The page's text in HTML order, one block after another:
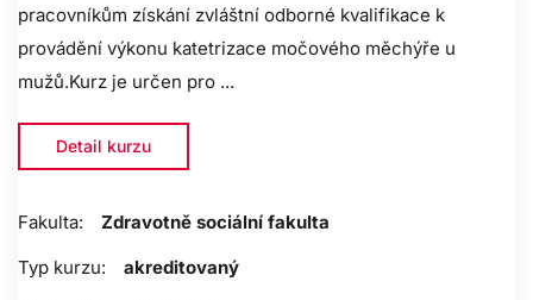
pracovníkům získání zvláštní odborné kvalifikace k
provádění výkonu katetrizace močového měchýře u
mužů.Kurz je určen pro ...
Detail kurzu
Fakulta:
Zdravotně sociální fakulta
Typ kurzu:
akreditovaný